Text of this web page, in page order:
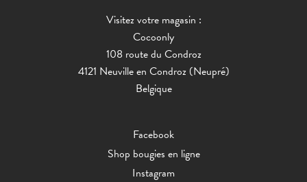
Visitez votre magasin :
Cocoonly
108 route du Condroz
4121 Neuville en Condroz (Neupré)
Belgique
Facebook
Shop bougies en ligne
Instagram